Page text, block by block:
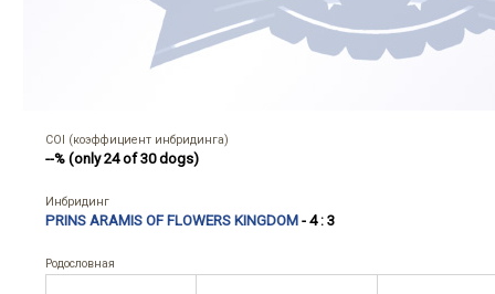
COI (коэффициент инбридинга)
--% (only 24 of 30 dogs)
Инбридинг
PRINS ARAMIS OF FLOWERS KINGDOM - 4 : 3
Родословная